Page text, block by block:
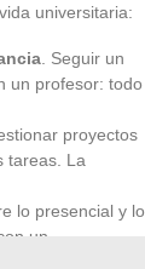
universitaria:
. Seguir un
un profesor: todo
proyectos
tareas. La
lo presencial y lo
un